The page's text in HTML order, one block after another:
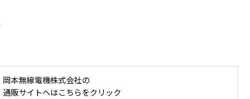
岡本無線電機株式会社の
通販サイトへはこちらをクリック